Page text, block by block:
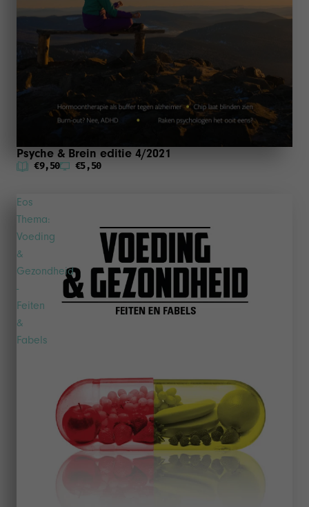
Psyche & Brein editie 4/2021
€9,50 €5,50
Eos
Thema:
Voeding
&
Gezondheid
-
Feiten
&
Fabels